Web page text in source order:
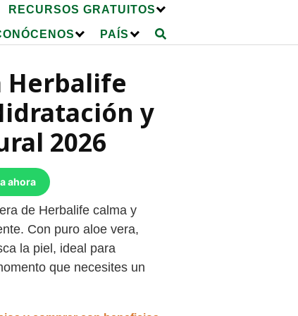
RECURSOS GRATUITOS
PAÍS
Herbalife
y
2026
ahora
de Herbalife calma y
Con puro aloe vera,
la piel, ideal para
que necesites un